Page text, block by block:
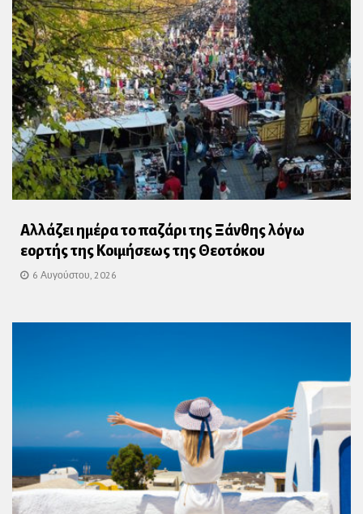
Αλλάζει ημέρα το παζάρι της Ξάνθης λόγω
εορτής της Κοιμήσεως της Θεοτόκου
6 Αυγούστου, 2026